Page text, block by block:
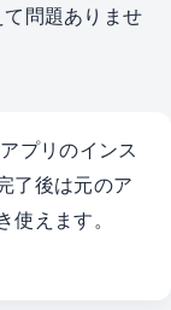
問題ありませ
プリのインス
了後は元のア
使えます。